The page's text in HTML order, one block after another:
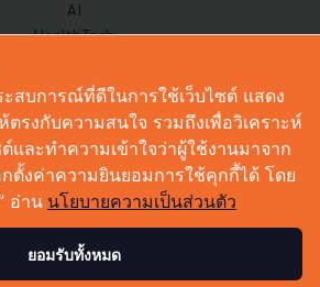
AI
HealthTech
Corp Innov
Saucy Thoughts
Based On
Sustainable
Videos
Podcast
ะสบการณ์ที่ดีในการใช้เว็บไซต์ แสดง
รงกับความสนใจ รวมถึงเพื่อวิเคราะห์
ต์และทำความเข้าใจว่าผู้ใช้งานมาจาก
ตั้งค่าความยินยอมการใช้คุกกี้ได้ โดย
อ่าน นโยบายความเป็นส่วนตัว
ยอมรับทั้งหมด